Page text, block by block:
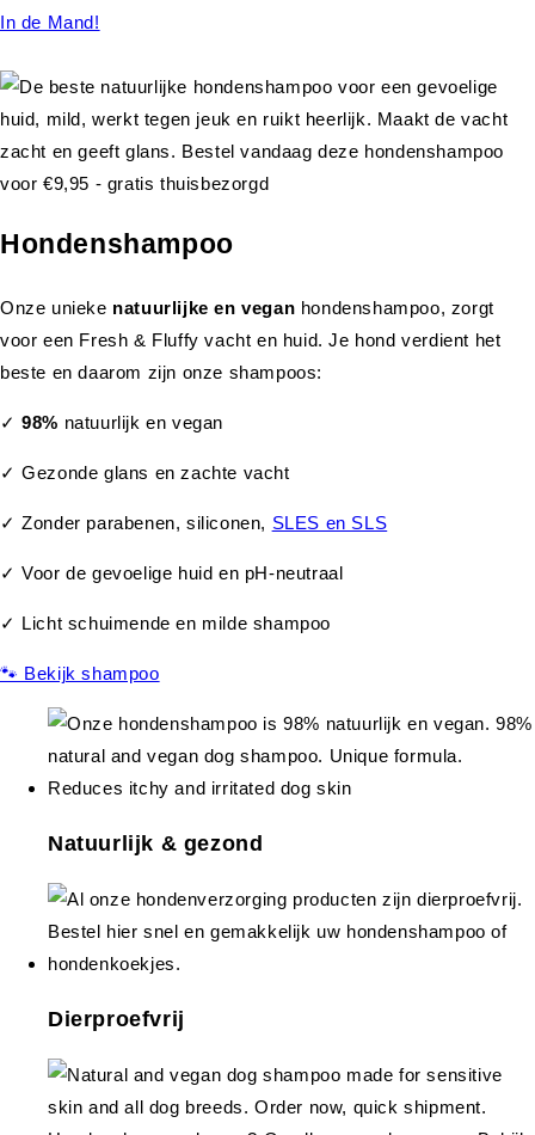
In de Mand!
Hondenshampoo
Onze unieke natuurlijke en vegan hondenshampoo, zorgt
voor een Fresh & Fluffy vacht en huid. Je hond verdient het
beste en daarom zijn onze shampoos:
✓98% natuurlijk en vegan
✓ Gezonde glans en zachte vacht
✓ Zonder parabenen, siliconen, SLES en SLS
✓ Voor de gevoelige huid en pH-neutraal
✓ Licht schuimende en milde shampoo
🐾 Bekijk shampoo
Natuurlijk & gezond
Dierproefvrij